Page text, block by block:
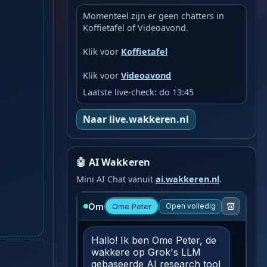
Momenteel zijn er geen chatters in
Koffietafel of Videoavond.
Klik voor Koffietafel
Klik voorVideoavond
Laatste live-check: do 13:45
Naar live.wakkeren.nl
🤖 AI Wakkeren
Mini AI Chat vanuitai.wakkeren.nl.